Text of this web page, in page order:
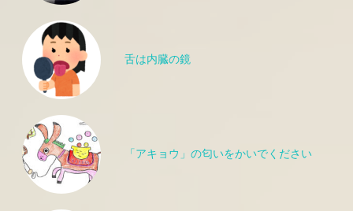
舌は内臓の鏡
「アキョウ」の匂いをかいでください